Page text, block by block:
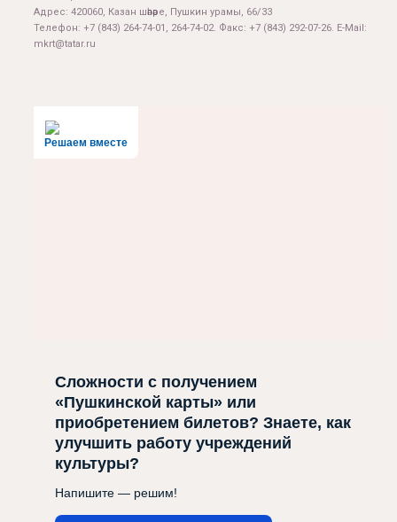
Адрес: 420060, Казан шәһәре, Пушкин урамы, 66/33
Телефон: +7 (843) 264-74-01, 264-74-02. Факс: +7 (843) 292-07-26. E-Mail:
mkrt@tatar.ru
Решаем вместе
Сложности с получением
«Пушкинской карты» или
приобретением билетов? Знаете, как
улучшить работу учреждений
культуры?
Напишите — решим!